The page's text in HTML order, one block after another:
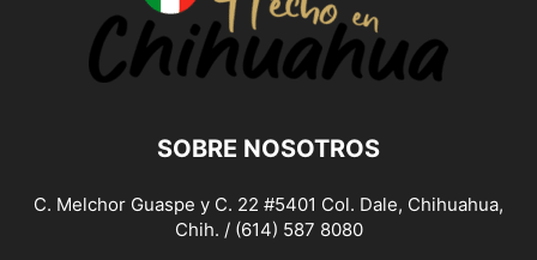
SOBRE NOSOTROS
C. Melchor Guaspe y C. 22 #5401 Col. Dale, Chihuahua,
Chih. / (614) 587 8080